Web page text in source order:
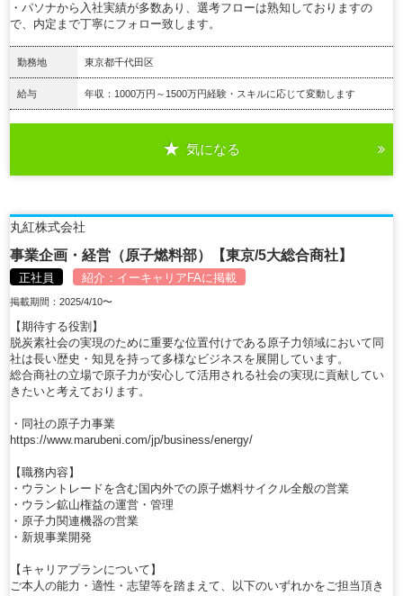
・パソナから入社実績が多数あり、選考フローは熟知しておりますの
で、内定まで丁寧にフォロー致します。
勤務地 東京都千代田区
給与 年収：1000万円～1500万円経験・スキルに応じて変動します
気になる
丸紅株式会社
事業企画・経営（原子燃料部）【東京/5大総合商社】
正社員 紹介： イーキャリアFAに掲載
掲載期間：2025/4/10〜
【期待する役割】
脱炭素社会の実現のために重要な位置付けである原子力領域において同
社は長い歴史・知見を持って多様なビジネスを展開しています。
総合商社の立場で原子力が安心して活用される社会の実現に貢献してい
きたいと考えております。
・同社の原子力事業
https://www.marubeni.com/jp/business/energy/
【職務内容】
・ウラントレードを含む国内外での原子燃料サイクル全般の営業
・ウラン鉱山権益の運営・管理
・原子力関連機器の営業
・新規事業開発
【キャリアプランについて】
ご本人の能力・適性・志望等を踏まえて、以下のいずれかをご担当頂き